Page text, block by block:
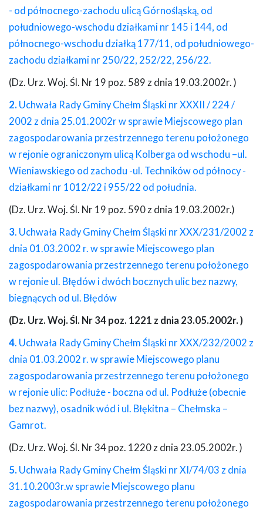
- od północnego-zachodu ulicą Górnośląską, od
południowego-wschodu działkami nr 145 i 144, od
północnego-wschodu działką 177/11, od południowego-
zachodu działkami nr 250/22, 252/22, 256/22.
(Dz. Urz. Woj. Śl. Nr 19 poz. 589 z dnia 19.03.2002r. )
2. Uchwała Rady Gminy Chełm Śląski nr XXXII / 224 /
2002 z dnia 25.01.2002r w sprawie Miejscowego plan
zagospodarowania przestrzennego terenu położonego
w rejonie ograniczonym ulicą Kolberga od wschodu –ul.
Wieniawskiego od zachodu -ul. Techników od północy -
działkami nr 1012/22 i 955/22 od południa.
(Dz. Urz. Woj. Śl. Nr 19 poz. 590 z dnia 19.03.2002r.)
3. Uchwała Rady Gminy Chełm Śląski nr XXX/231/2002 z
dnia 01.03.2002 r. w sprawie Miejscowego plan
zagospodarowania przestrzennego terenu położonego
w rejonie ul. Błędów i dwóch bocznych ulic bez nazwy,
biegnących od ul. Błędów
(Dz. Urz. Woj. Śl. Nr 34 poz. 1221 z dnia 23.05.2002r. )
4. Uchwała Rady Gminy Chełm Śląski nr XXX/232/2002 z
dnia 01.03.2002 r. w sprawie Miejscowego planu
zagospodarowania przestrzennego terenu położonego
w rejonie ulic: Podłuże - boczna od ul. Podłuże (obecnie
bez nazwy), osadnik wód i ul. Błękitna – Chełmska –
Gamrot.
(Dz. Urz. Woj. Śl. Nr 34 poz. 1220 z dnia 23.05.2002r. )
5. Uchwała Rady Gminy Chełm Śląski nr XI/74/03 z dnia
31.10.2003r.w sprawie Miejscowego planu
zagospodarowania przestrzennego terenu położonego